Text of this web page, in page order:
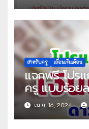
สำหรับครู เลื่อนเงินเดือน
แจกฟรี โปร
ครู แบบร้อย
คำนวณเงิน
โดย สถานีค
เม.ย. 16, 2024